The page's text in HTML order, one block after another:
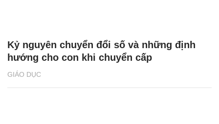
GIÁO DỤC
Kỷ nguyên chuyển đổi số và những định
hướng cho con khi chuyển cấp